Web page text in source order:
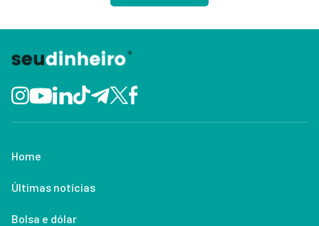
Home
Últimas notícias
Bolsa e dólar